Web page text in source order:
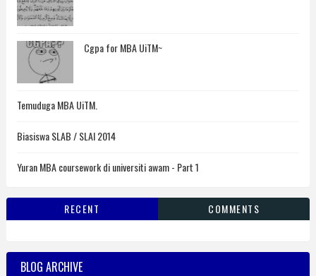
Cgpa for MBA UiTM~
Temuduga MBA UiTM.
Biasiswa SLAB / SLAI 2014
Yuran MBA coursework di universiti awam - Part 1
RECENT COMMENTS
BLOG ARCHIVE